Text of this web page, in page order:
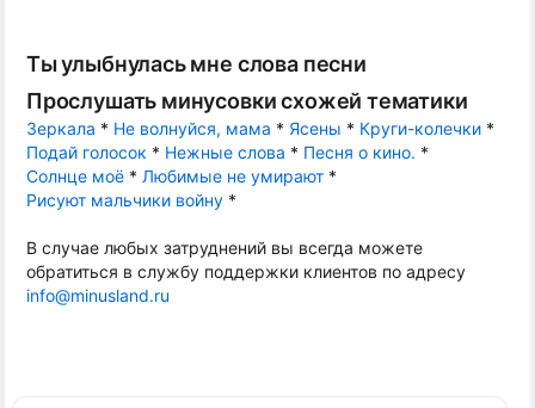
Ты улыбнулась мне слова песни
Прослушать минусовки схожей тематики
Зеркала * Не волнуйся, мама * Ясены * Круги-колечки *
Подай голосок * Нежные слова * Песня о кино. *
Солнце моё * Любимые не умирают *
Рисуют мальчики войну *
В случае любых затруднений вы всегда можете
обратиться в службу поддержки клиентов по адресу
info@minusland.ru